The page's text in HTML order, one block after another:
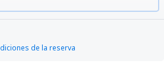
de la reserva